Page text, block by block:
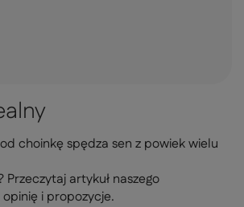
choinkę spędza sen z powiek wielu
artykuł naszego
i propozycje.